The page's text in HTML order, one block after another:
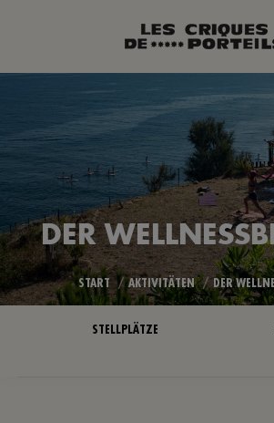
DER
Sie befinden sich
START AKTIVITÄTEN DER
STELLPLÄTZE